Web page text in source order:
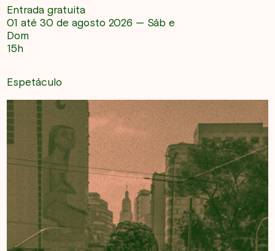
Entrada gratuita
01 até 30 de agosto 2026 — Sáb e
Dom
15h
Espetáculo